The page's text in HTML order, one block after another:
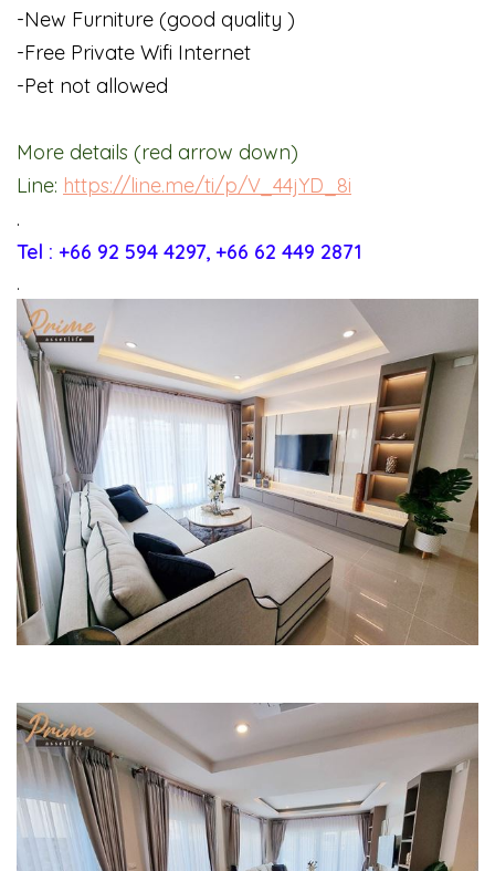
-New Furniture (good quality )
-Free Private Wifi Internet
-Pet not allowed
More details (red arrow down)
Line: https://line.me/ti/p/V_44jYD_8i
.
Tel : +66 92 594 4297, +66 62 449 2871
.